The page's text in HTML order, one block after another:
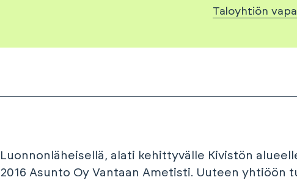
Taloyhtiön
Luonnonläheisellä, alati kehittyvälle Kivistön
2016 Asunto Oy Vantaan Ametisti. Uuteen yhtiöön